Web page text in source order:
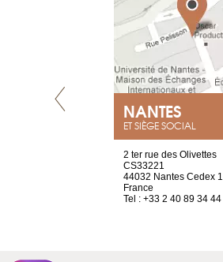
NANTES
ET SIÈGE SOCIAL
2 ter rue des Olivettes
CS33221
44032 Nantes Cedex 1
France
Tel : +33 2 40 89 34 44